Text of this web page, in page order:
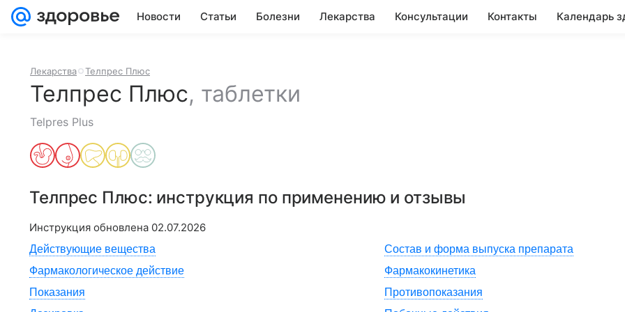
Новости Статьи Болезни Лекарства Консультации Контакты Календарь
Лекарства Телпрес Плюс
Телпрес Плюс, таблетки
Telpres Plus
Телпрес Плюс: инструкция по применению и отзывы
Инструкция обновлена 02.07.2026
Действующие вещества
Состав и форма выпуска препарата
Фармакологическое действие
Фармакокинетика
Показания
Противопоказания